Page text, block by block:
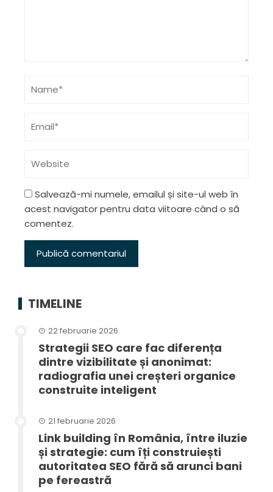
Salvează-mi numele, emailul și site-ul web în
acest navigator pentru data viitoare când o să
comentez.
TIMELINE
22 februarie 2026
Strategii SEO care fac diferența
dintre vizibilitate și anonimat:
radiografia unei creșteri organice
construite inteligent
21 februarie 2026
Link building în România, între iluzie
și strategie: cum îți construiești
autoritatea SEO fără să arunci bani
pe fereastră